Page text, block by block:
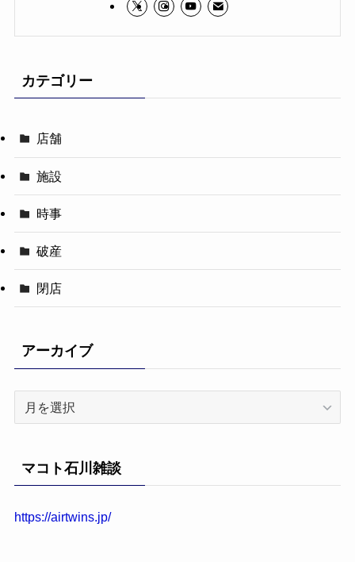
カテゴリー
店舗
施設
時事
破産
閉店
アーカイブ
マコト石川雑談
https://airtwins.jp/